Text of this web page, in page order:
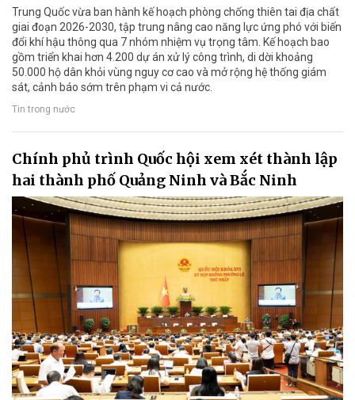
Trung Quốc vừa ban hành kế hoạch phòng chống thiên tai địa chất
giai đoạn 2026-2030, tập trung nâng cao năng lực ứng phó với biến
đổi khí hậu thông qua 7 nhóm nhiệm vụ trọng tâm. Kế hoạch bao
gồm triển khai hơn 4.200 dự án xử lý công trình, di dời khoảng
50.000 hộ dân khỏi vùng nguy cơ cao và mở rộng hệ thống giám
sát, cảnh báo sớm trên phạm vi cả nước.
Tin trong nước
Chính phủ trình Quốc hội xem xét thành lập
hai thành phố Quảng Ninh và Bắc Ninh